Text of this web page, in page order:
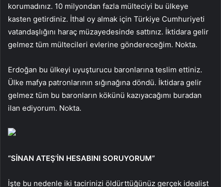
korumadınız. 10 milyondan fazla mülteciyi bu ülkeye
kasten getirdiniz. İthal oy almak için Türkiye Cumhuriyeti
vatandaşlığını haraç müzayedesinde sattınız. İktidara gelir
gelmez tüm mültecileri evlerine göndereceğim. Nokta.
Erdoğan bu ülkeyi uyuşturucu baronlarına teslim ettiniz.
Ülke mafya patronlarının sığınağına döndü. İktidara gelir
gelmez tüm bu baronların kökünü kazıyacağımı buradan
ilan ediyorum. Nokta.
“SİNAN ATEŞ’İN HESABINI SORUYORUM”
İşte bu nedenle iki tacirinizi öldürttüğünüz gerçek idealist